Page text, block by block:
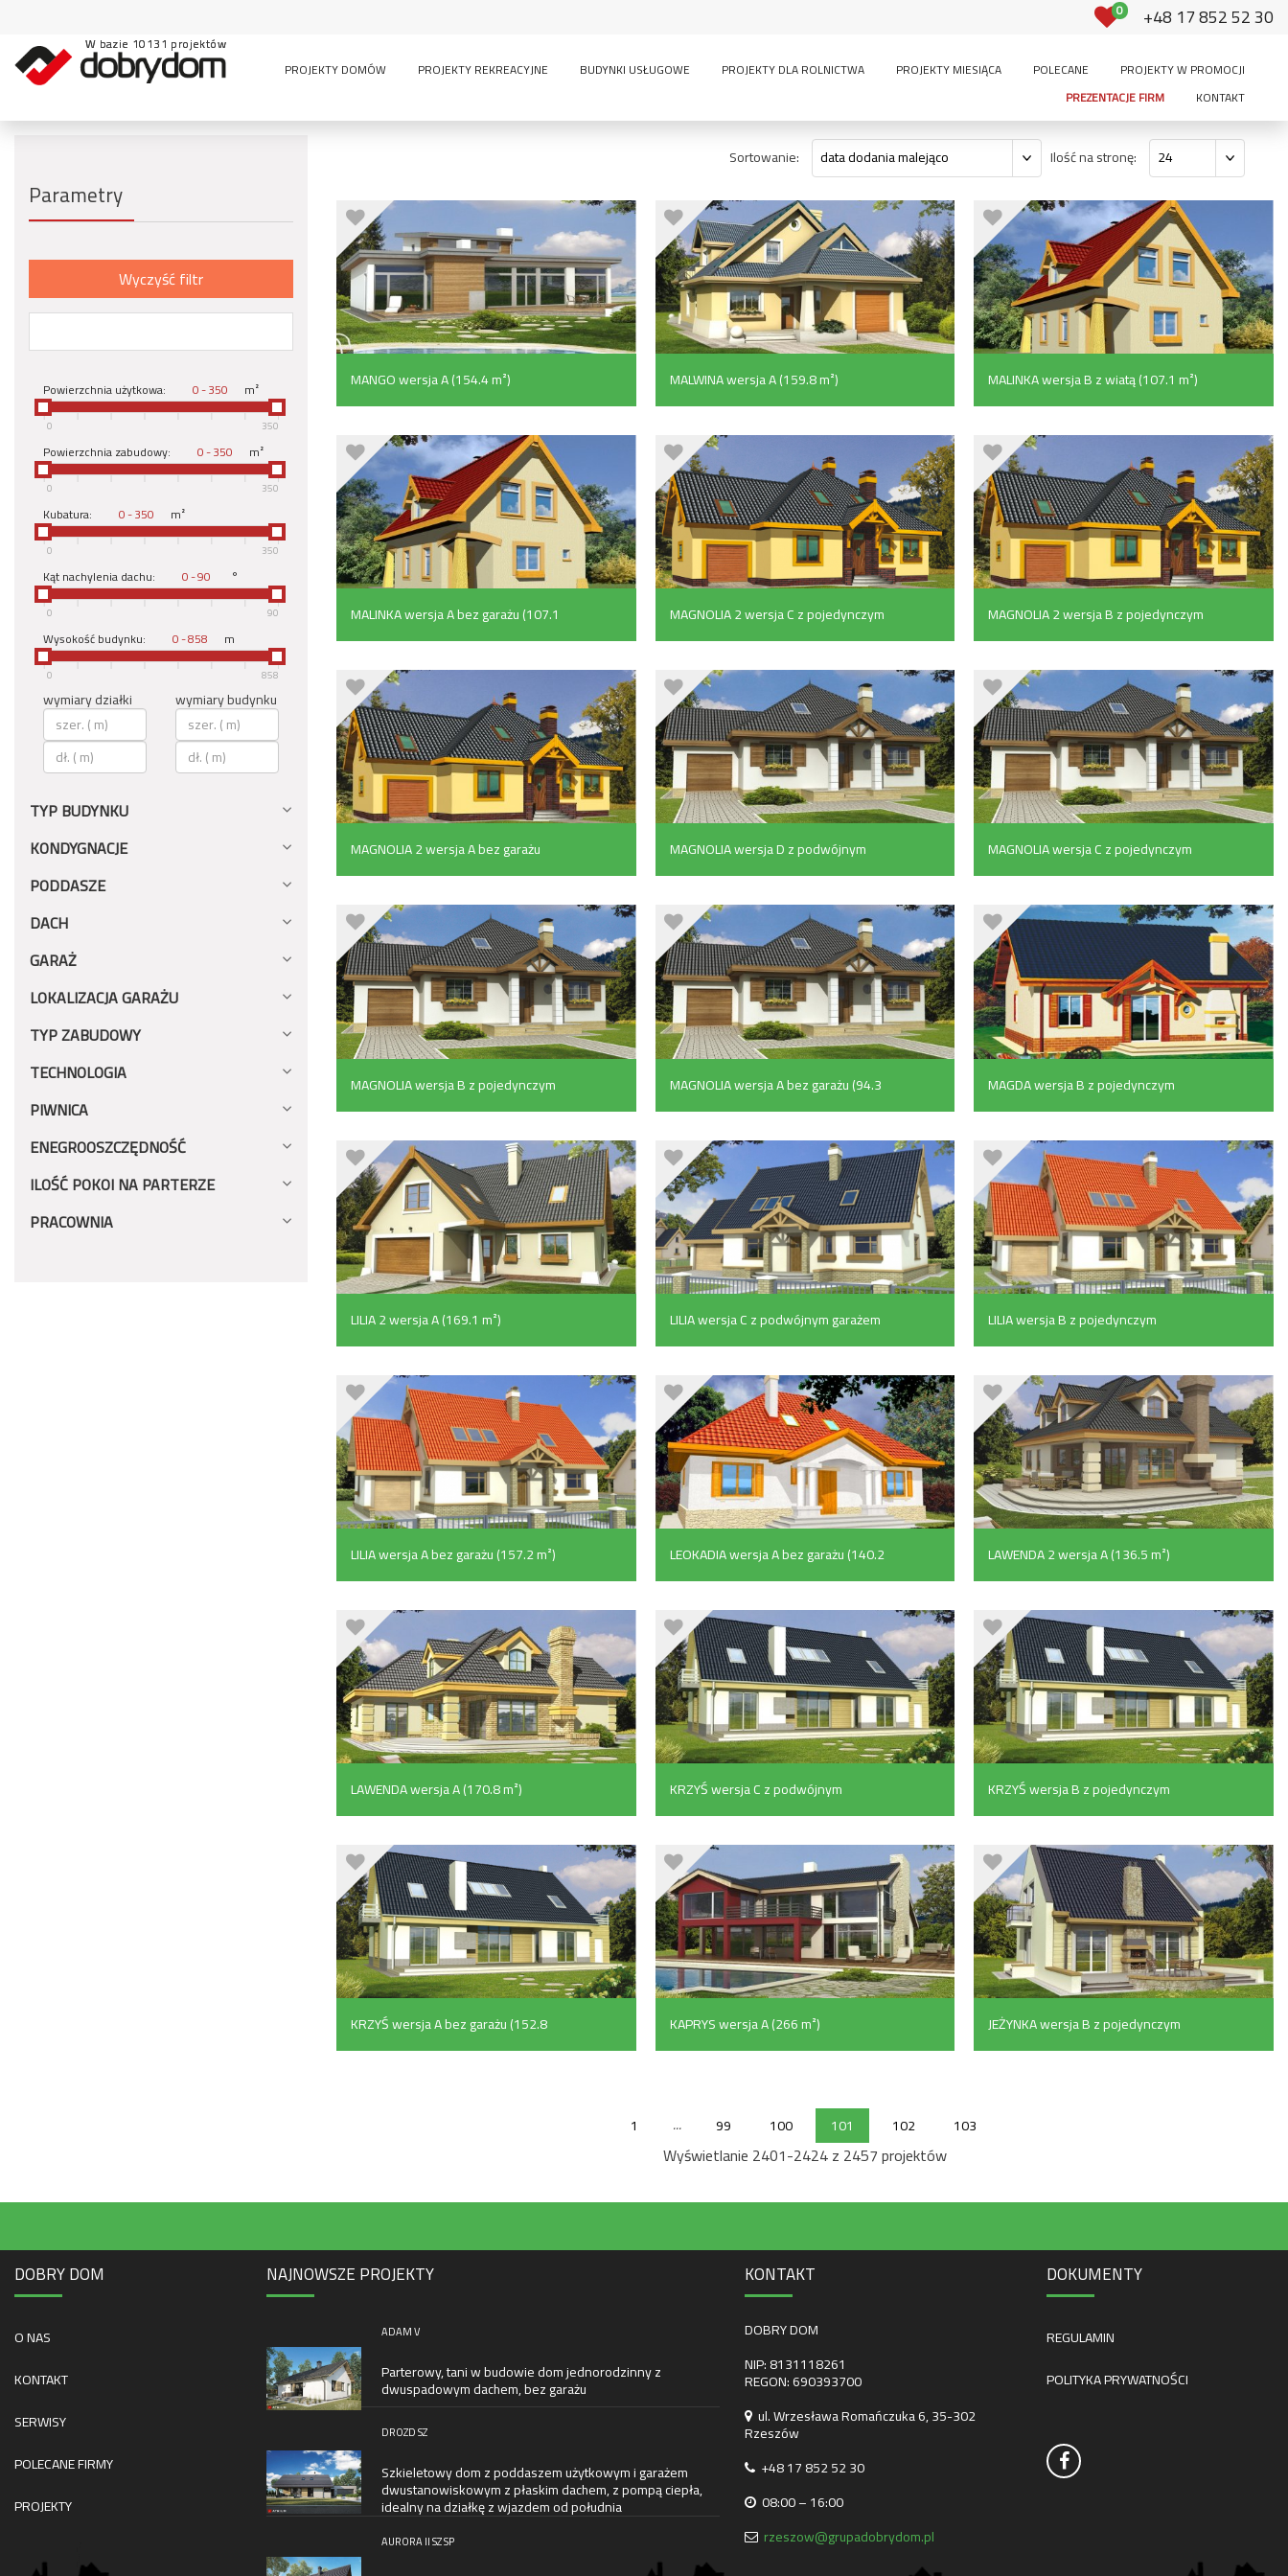
0 +48 17 852 52 30
W bazie 10131 projektów
PROJEKTY DOMÓW
PROJEKTY REKREACYJNE BUDYNKI USŁUGOWE PROJEKTY DLA ROLNICTWA PROJEKTY MIESIĄCA POLECANE
PROJEKTY W PROMOCJI
PREZENTACJE FIRM
KONTAKT
Parametry
Wyczyść filtr
Powierzchnia użytkowa: - m²
0 350
Powierzchnia zabudowy: - m²
0 350
Kubatura: - m²
0 350
Kąt nachylenia dachu: - °
0 90
Wysokość budynku: - m
0 858
wymiary działki wymiary budynku
TYP BUDYNKU
KONDYGNACJE
PODDASZE
DACH
GARAŻ
LOKALIZACJA GARAŻU
TYP ZABUDOWY
TECHNOLOGIA
PIWNICA
ENEGROOSZCZĘDNOŚĆ
ILOŚĆ POKOI NA PARTERZE
PRACOWNIA
Sortowanie: data dodania malejąco Ilość na stronę: 24
MANGO wersja A (154.4 m²) MALWINA wersja A (159.8 m²) MALINKA wersja B z wiatą (107.1 m²)
MALINKA wersja A bez garażu (107.1
m²)
MAGNOLIA 2 wersja C z pojedynczym
garażem z przodu (150.7 m²)
MAGNOLIA 2 wersja B z pojedynczym
garażem z boku (161.7 m²)
MAGNOLIA 2 wersja A bez garażu
(147.5 m²)
MAGNOLIA wersja D z podwójnym
garażem z boku (94.3 m²)
MAGNOLIA wersja C z pojedynczym
garażem z przodu (94.3 m²)
MAGNOLIA wersja B z pojedynczym
garażem z boku (94.3 m²)
MAGNOLIA wersja A bez garażu (94.3
m²)
MAGDA wersja B z pojedynczym
garażem (87.3 m²)
LILIA 2 wersja A (169.1 m²)
LILIA wersja C z podwójnym garażem
(157.2 m²)
LILIA wersja B z pojedynczym
garażem (157.2 m²)
LILIA wersja A bez garażu (157.2 m²)
LEOKADIA wersja A bez garażu (140.2
m²)
LAWENDA 2 wersja A (136.5 m²)
LAWENDA wersja A (170.8 m²)
KRZYŚ wersja C z podwójnym
garażem (152.8 m²)
KRZYŚ wersja B z pojedynczym
garażem (152.9 m²)
KRZYŚ wersja A bez garażu (152.8
m²)
KAPRYS wersja A (266 m²)
JEŻYNKA wersja B z pojedynczym
garażem (118.4 m²)
1 ... 99 100 101 102 103
Wyświetlanie 2401-2424 z 2457 projektów
DOBRY DOM
O NAS
KONTAKT
SERWISY
POLECANE FIRMY
PROJEKTY
NAJNOWSZE PROJEKTY
ADAM V
Parterowy, tani w budowie dom jednorodzinny z
dwuspadowym dachem, bez garażu
DROZD SZ
Szkieletowy dom z poddaszem użytkowym i garażem
dwustanowiskowym z płaskim dachem, z pompą ciepła,
idealny na działkę z wjazdem od południa
AURORA II SZ SP
KONTAKT
DOBRY DOM
NIP: 8131118261
REGON: 690393700
ul. Wrzesława Romańczuka 6, 35-302
Rzeszów
+48 17 852 52 30
08:00 – 16:00
rzeszow@grupadobrydom.pl
DOKUMENTY
REGULAMIN
POLITYKA PRYWATNOŚCI